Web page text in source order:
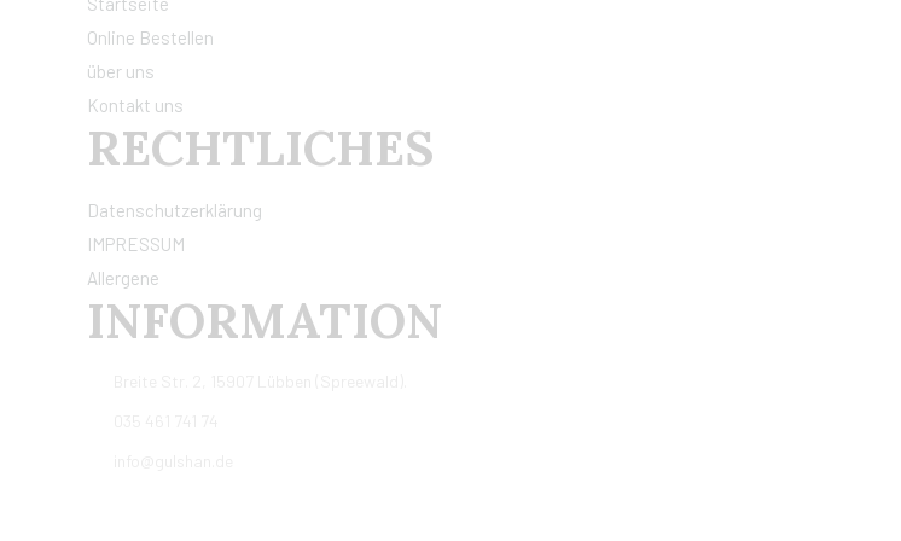
Online Bestellen
über uns
Kontakt uns
RECHTLICHES
Datenschutzerklärung
IMPRESSUM
Allergene
INFORMATION